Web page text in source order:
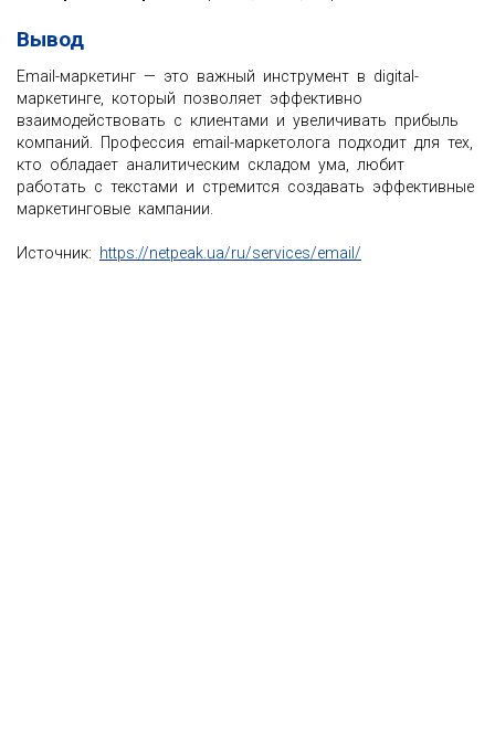
Вывод
Email-маркетинг — это важный инструмент в digital-
маркетинге, который позволяет эффективно
взаимодействовать с клиентами и увеличивать прибыль
компаний. Профессия email-маркетолога подходит для тех,
кто обладает аналитическим складом ума, любит
работать с текстами и стремится создавать эффективные
маркетинговые кампании.
Источник: https://netpeak.ua/ru/services/email/